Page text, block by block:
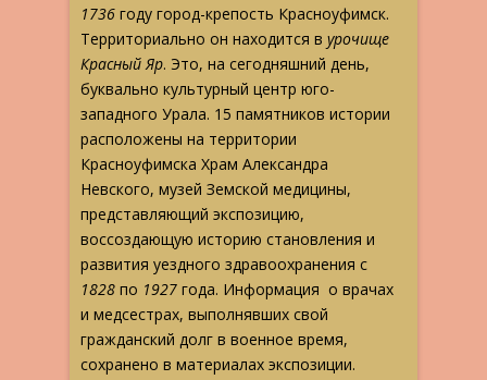
1736 году город-крепость Красноуфимск.
Территориально он находится в урочище
Красный Яр. Это, на сегодняшний день,
буквально культурный центр юго-
западного Урала. 15 памятников истории
расположены на территории
Красноуфимска Храм Александра
Невского, музей Земской медицины,
представляющий экспозицию,
воссоздающую историю становления и
развития уездного здравоохранения с
1828 по 1927 года. Информация о врачах
и медсестрах, выполнявших свой
гражданский долг в военное время,
сохранено в материалах экспозиции.